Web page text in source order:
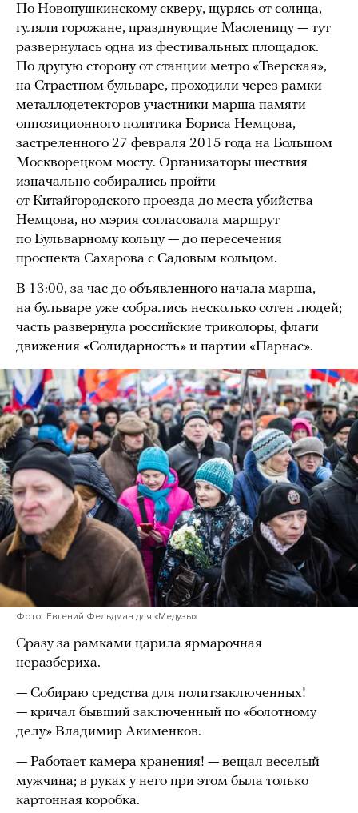
По Новопушкинскому скверу, щурясь от солнца,
гуляли горожане, празднующие Масленицу — тут
развернулась одна из фестивальных площадок.
По другую сторону от станции метро «Тверская»,
на Страстном бульваре, проходили через рамки
металлодетекторов участники марша памяти
оппозиционного политика Бориса Немцова,
застреленного 27 февраля 2015 года на Большом
Москворецком мосту. Организаторы шествия
изначально собирались пройти
от Китайгородского проезда до места убийства
Немцова, но мэрия согласовала маршрут
по Бульварному кольцу — до пересечения
проспекта Сахарова с Садовым кольцом.
В 13:00, за час до объявленного начала марша,
на бульваре уже собрались несколько сотен людей;
часть развернула российские триколоры, флаги
движения «Солидарность» и партии «Парнас».
Фото: Евгений Фельдман для «Медузы»
Сразу за рамками царила ярмарочная
неразбериха.
— Собираю средства для политзаключенных!
— кричал бывший заключенный по «болотному
делу» Владимир Акименков.
— Работает камера хранения! — вещал веселый
мужчина; в руках у него при этом была только
картонная коробка.